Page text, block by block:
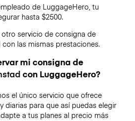
de LuggageHero, tu
hasta $2500.
servicio de consigna de
con las mismas prestaciones.
mi consigna de
con LuggageHero?
el único servicio que ofrece
diarias para que así puedas elegir
a tus planes al precio más